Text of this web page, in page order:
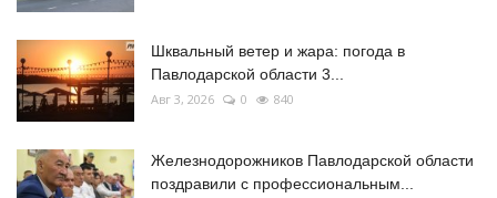
Шквальный ветер и жара: погода в
Павлодарской области 3...
Авг 3, 2026 0 840
Железнодорожников Павлодарской области
поздравили с профессиональным...